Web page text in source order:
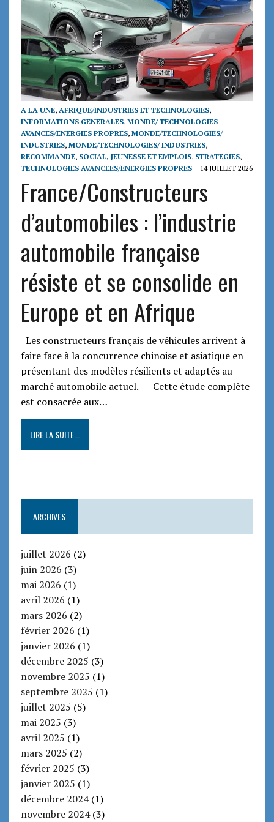
A LA UNE, AFRIQUE/INDUSTRIES ET TECHNOLOGIES,
INFORMATIONS GENERALES, MONDE/ TECHNOLOGIES
AVANCES/ENERGIES PROPRES, MONDE/TECHNOLOGIES/
INDUSTRIES, MONDE/TECHNOLOGIES/ INDUSTRIES,
RECOMMANDE, SOCIAL, JEUNESSE ET EMPLOIS, STRATEGIES,
TECHNOLOGIES AVANCEES/ENERGIES PROPRES
14 JUILLET 2026
France/Constructeurs
d’automobiles : l’industrie
automobile française
résiste et se consolide en
Europe et en Afrique
Les constructeurs français de véhicules arrivent à
faire face à la concurrence chinoise et asiatique en
présentant des modèles résilients et adaptés au
marché automobile actuel. Cette étude complète
est consacrée aux…
LIRE LA SUITE...
ARCHIVES
juillet 2026 (2)
juin 2026 (3)
mai 2026 (1)
avril 2026 (1)
mars 2026 (2)
février 2026 (1)
janvier 2026 (1)
décembre 2025 (3)
novembre 2025 (1)
septembre 2025 (1)
juillet 2025 (5)
mai 2025 (3)
avril 2025 (1)
mars 2025 (2)
février 2025 (3)
janvier 2025 (1)
décembre 2024(1)
novembre 2024(3)